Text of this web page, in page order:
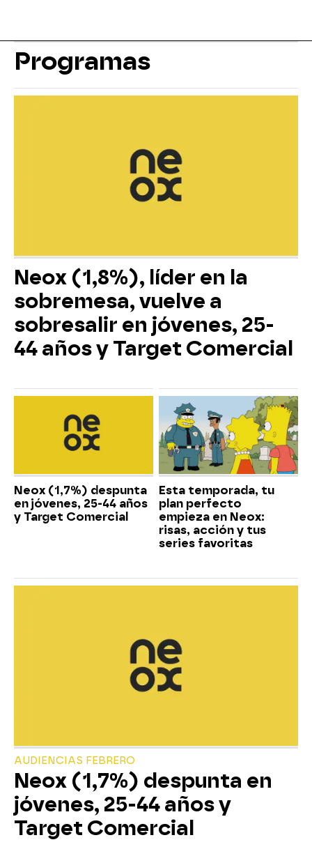
Programas
Neox (1,8%), líder en la
sobremesa, vuelve a
sobresalir en jóvenes, 25-
44 años y Target Comercial
Neox (1,7%) despunta
en jóvenes, 25-44 años
y Target Comercial
Esta temporada, tu
plan perfecto
empieza en Neox:
risas, acción y tus
series favoritas
AUDIENCIAS FEBRERO
Neox (1,7%) despunta en
jóvenes, 25-44 años y
Target Comercial